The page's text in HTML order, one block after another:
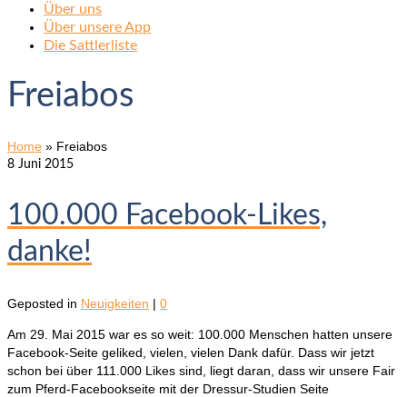
Über uns
Über unsere App
Die Sattlerliste
Freiabos
Home » Freiabos
8 Juni 2015
100.000 Facebook-Likes,
danke!
Geposted in Neuigkeiten | 0
Am 29. Mai 2015 war es so weit: 100.000 Menschen hatten unsere
Facebook-Seite geliked, vielen, vielen Dank dafür. Dass wir jetzt
schon bei über 111.000 Likes sind, liegt daran, dass wir unsere Fair
zum Pferd-Facebookseite mit der Dressur-Studien Seite